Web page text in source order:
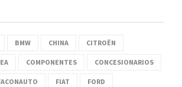
BMW CHINA CITROËN
COMPONENTES CONCESIONARIOS
FIAT FORD